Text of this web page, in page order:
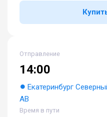
Отправление
14:00
Екатеринбург
АВ
Время в пути